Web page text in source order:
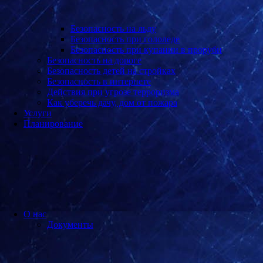
Безопасность на льду
Безопасность при гололеде
Безопасность при купании в проруби
Безопасность на дороге
Безопасность детей на стройках
Безопасность в интернете
Действия при угрозе терроризма
Как уберечь дачу, дом от пожара
Услуги
Планирование
О нас
Документы